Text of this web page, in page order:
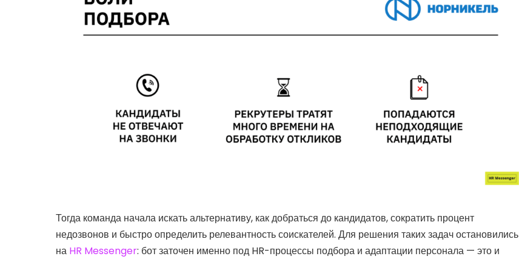
Тогда команда начала искать альтернативу, как добраться до кандидатов, сократить процент
недозвонов и быстро определить релевантность соискателей. Для решения таких задач остановились
на HR Messenger: бот заточен именно под HR-процессы подбора и адаптации персонала — это и